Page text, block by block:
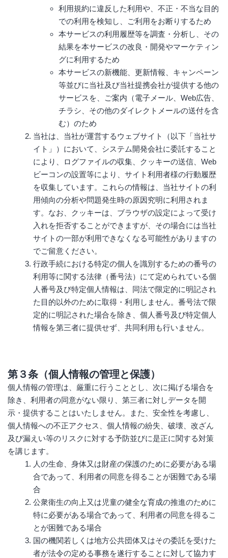
利用規約に違反した利用や、不正・不当な目的
での利用を検知し、ご利用をお断りするため
本サービスの利用履歴等を調査・分析し、その
結果を本サービスの改良・開発やマーケティン
グに利用するため
本サービスの新機能、更新情報、キャンペーン
等並びに当社及び当社提携会社が提供する他の
サービスを、ご案内（電子メール、Web広告、
チラシ、その他のダイレクトメールの送付を含
む）のため
当社は、当社が運営するウェブサイト（以下「当社サ
イト」）において、システム開発会社に委託すること
により、ログファイルの収集、クッキーの送信、Web
ビーコンの設置等により、サイト利⽤者様の⾏動履歴
を収集しています。これらの情報は、当社サイトの利
⽤傾向の分析や問題発⽣時の原因究明に利⽤されま
す。なお、クッキーは、ブラウザの設定によって受け
⼊れを拒否することができますが、その場合には当社
サイトの⼀部が利⽤できなくなる可能性がありますの
でご留意ください。
⾏政⼿続における特定の個⼈を識別するための番号の
利⽤等に関する法律（番号法）にて定められている個
⼈番号及び特定個⼈情報は、同法で限定的に明記され
た⽬的以外のために取得・利⽤しません。番号法で限
定的に明記された場合を除き、個⼈番号及び特定個⼈
情報を第三者に提供せず、共同利⽤も⾏いません。
第３条（個人情報の管理と保護）
個人情報の管理は、厳重に行うこととし、次に掲げる場合を
除き、利用者の同意がない限り、第三者に対しデータを開
示・提供することはいたしません。また、安全性を考慮し、
個人情報への不正アクセス、個人情報の紛失、破壊、改ざん
及び漏えい等のリスクに対する予防並びに是正に関する対策
を講じます。
人の生命、身体又は財産の保護のために必要がある場
合であって、利用者の同意を得ることが困難である場
合
公衆衛生の向上又は児童の健全な育成の推進のために
特に必要がある場合であって、利用者の同意を得るこ
とが困難である場合
国の機関若しくは地方公共団体又はその委託を受けた
者が法令の定める事務を遂行することに対して協力す